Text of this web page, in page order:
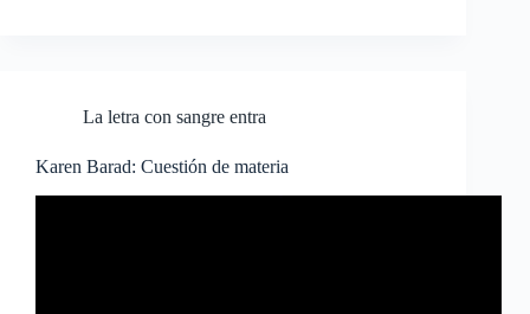
La letra con sangre entra
Karen Barad: Cuestión de materia